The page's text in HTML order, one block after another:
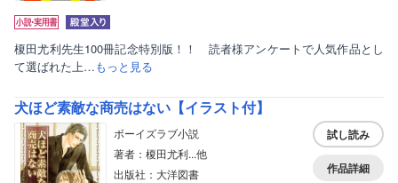
榎田尤利先生100冊記念特別版！！ 読者様アンケートで人気作品とし
て選ばれた上…もっと見る
犬ほど素敵な商売はない【イラスト付】
ボーイズラブ小説
著者：榎田尤利...他
出版社：大洋図書
試し読み
作品詳細